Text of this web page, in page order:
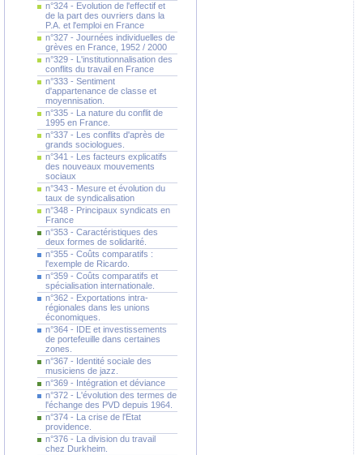
n°324 - Evolution de l'effectif et
de la part des ouvriers dans la
P.A. et l'emploi en France
n°327 - Journées individuelles de
grèves en France, 1952 / 2000
n°329 - L'institutionnalisation des
conflits du travail en France
n°333 - Sentiment
d'appartenance de classe et
moyennisation.
n°335 - La nature du conflit de
1995 en France.
n°337 - Les conflits d'après de
grands sociologues.
n°341 - Les facteurs explicatifs
des nouveaux mouvements
sociaux
n°343 - Mesure et évolution du
taux de syndicalisation
n°348 - Principaux syndicats en
France
n°353 - Caractéristiques des
deux formes de solidarité.
n°355 - Coûts comparatifs :
l'exemple de Ricardo.
n°359 - Coûts comparatifs et
spécialisation internationale.
n°362 - Exportations intra-
régionales dans les unions
économiques.
n°364 - IDE et investissements
de portefeuille dans certaines
zones.
n°367 - Identité sociale des
musiciens de jazz.
n°369 - Intégration et déviance
n°372 - L'évolution des termes de
l'échange des PVD depuis 1964.
n°374 - La crise de l'Etat
providence.
n°376 - La division du travail
chez Durkheim.